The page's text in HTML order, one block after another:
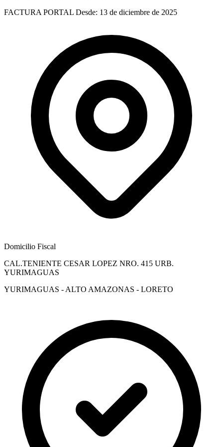
FACTURA PORTAL Desde: 13 de diciembre de 2025
Domicilio Fiscal
CAL.TENIENTE CESAR LOPEZ NRO. 415 URB.
YURIMAGUAS
YURIMAGUAS - ALTO AMAZONAS - LORETO